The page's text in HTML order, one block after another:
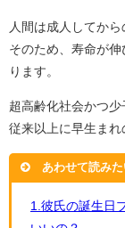
人間は成人してか
そのため、寿命が
ります。
超高齢化社会かつ少
従来以上に早生まれ
あわせて読み
1.彼氏の誕生日